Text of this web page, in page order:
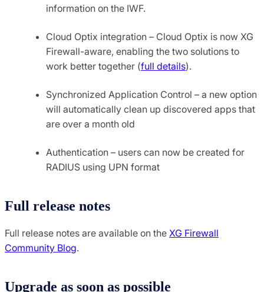
information on the IWF.
Cloud Optix integration – Cloud Optix is now XG
Firewall-aware, enabling the two solutions to
work better together (full details).
Synchronized Application Control – a new option
will automatically clean up discovered apps that
are over a month old
Authentication – users can now be created for
RADIUS using UPN format
Full release notes
Full release notes are available on the XG Firewall
Community Blog.
Upgrade as soon as possible